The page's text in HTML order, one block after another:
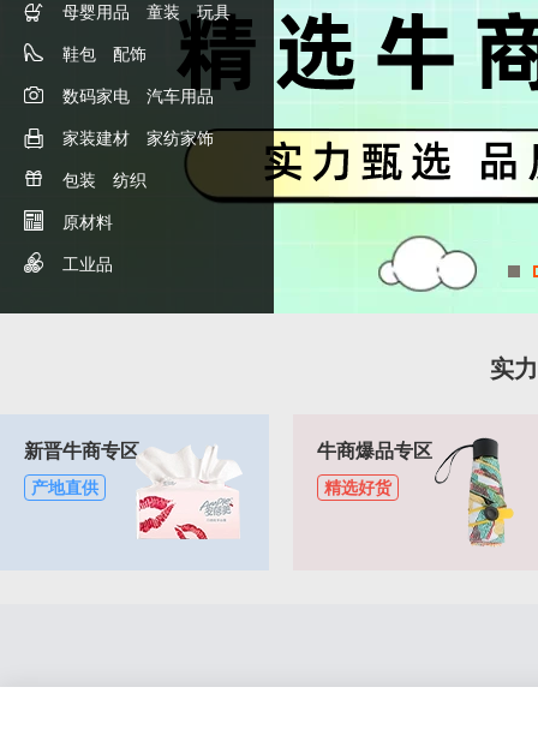
 母婴用品 童装 玩具
 鞋包 配饰
 数码家电 汽车用品
 家装建材 家纺家饰
 包装 纺织
 原材料
 工业品
实
新晋牛商专区
产地直供
牛商爆品专区
精选好货